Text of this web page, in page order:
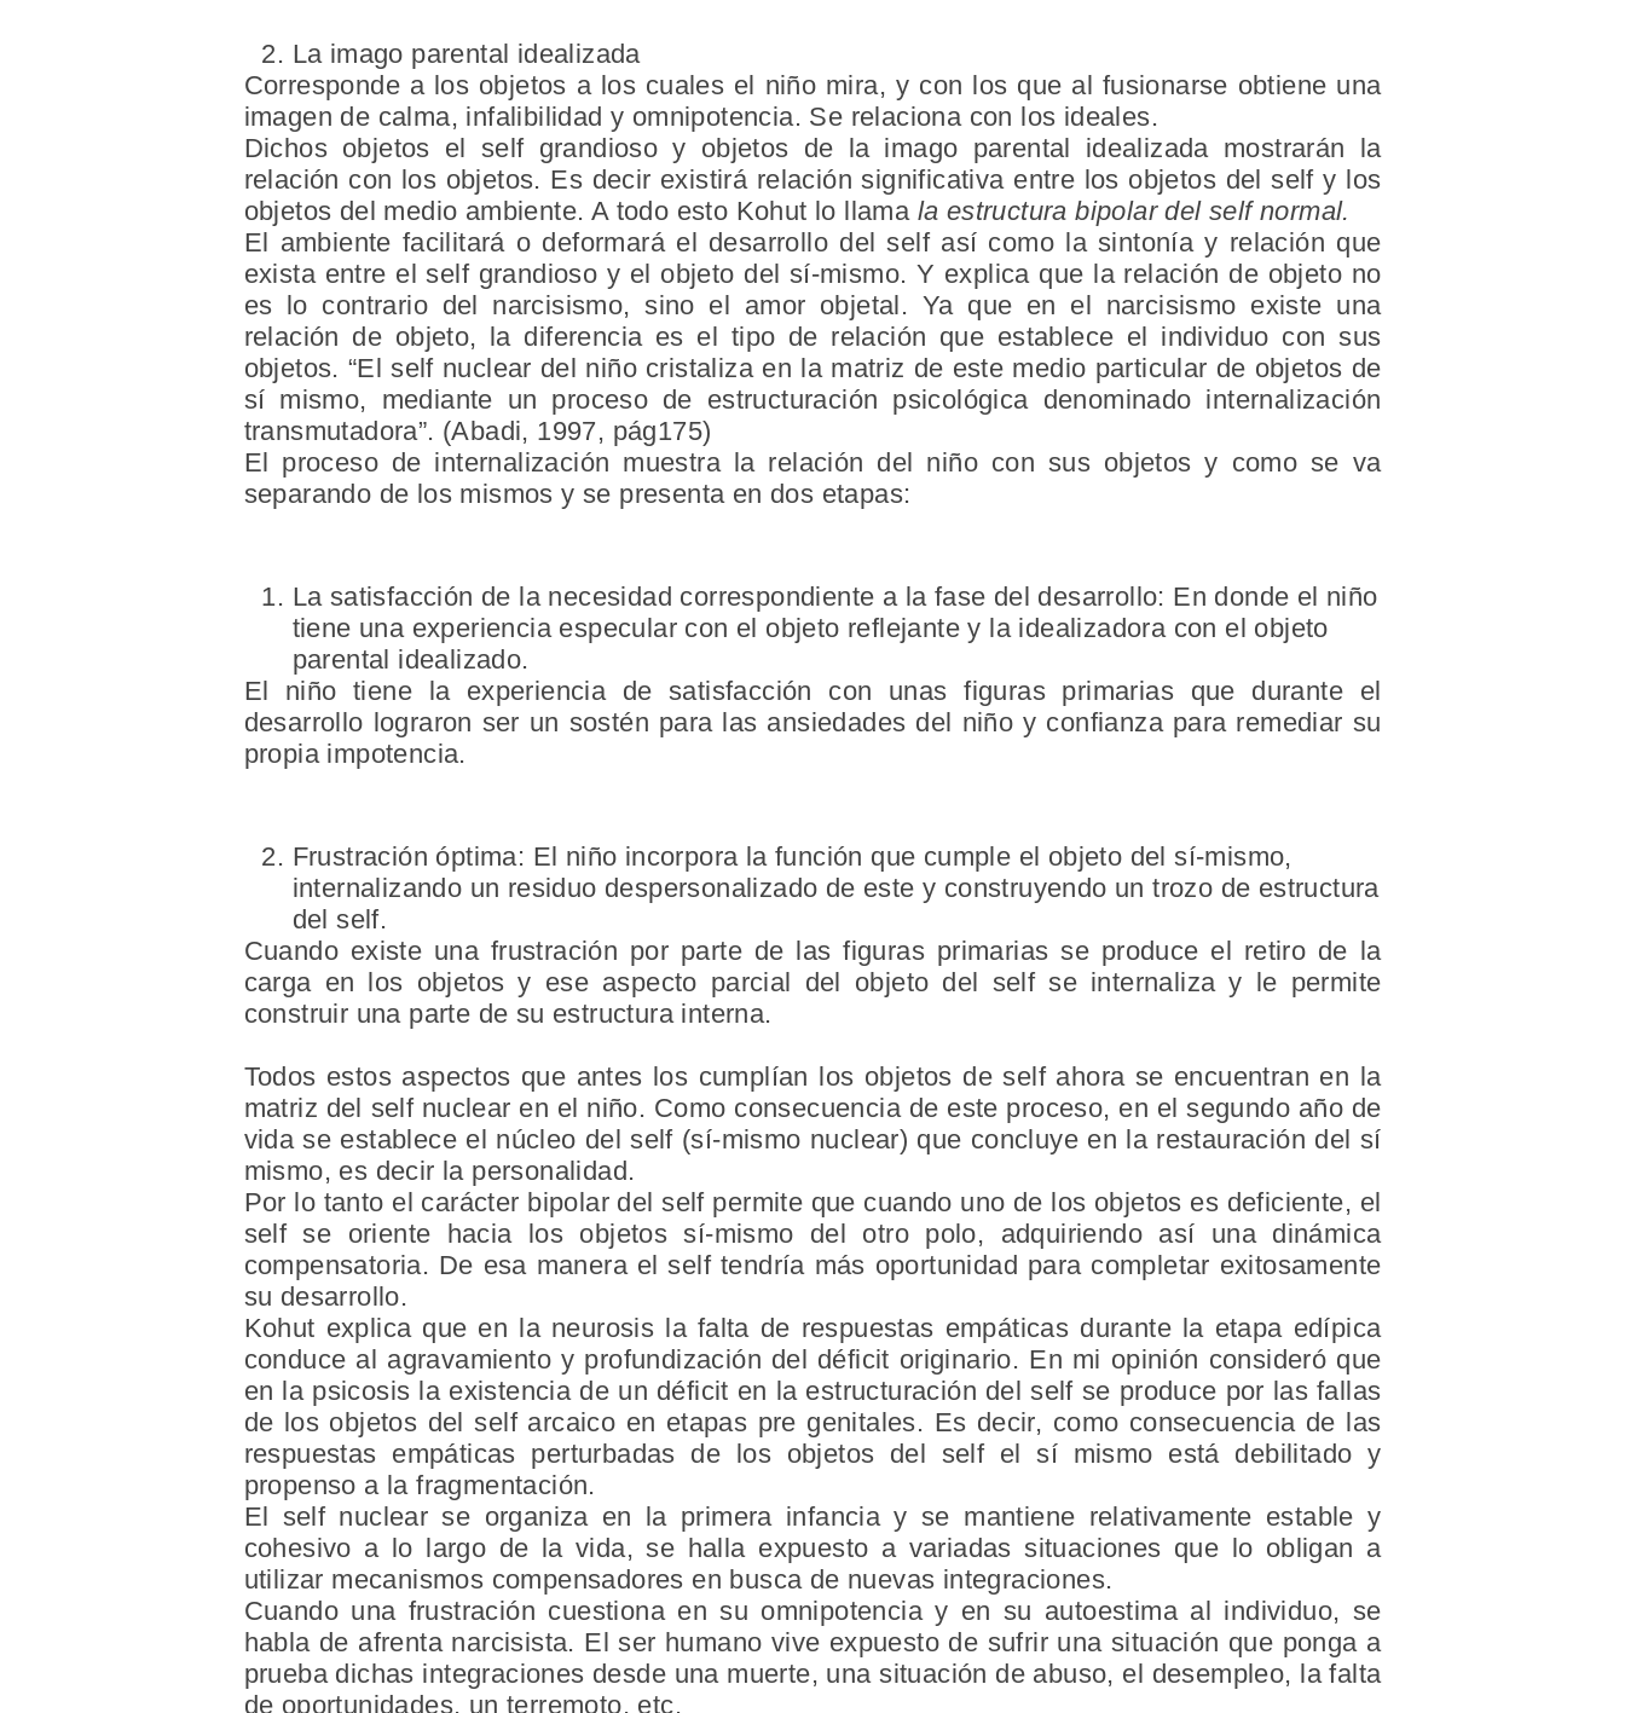
La imago parental idealizada
Corresponde a los objetos a los cuales el niño mira, y con los que al fusionarse obtiene una
imagen de calma, infalibilidad y omnipotencia. Se relaciona con los ideales.
Dichos objetos el self grandioso y objetos de la imago parental idealizada mostrarán la
relación con los objetos. Es decir existirá relación significativa entre los objetos del self y los
objetos del medio ambiente. A todo esto Kohut lo llama la estructura bipolar del self normal.
El ambiente facilitará o deformará el desarrollo del self así como la sintonía y relación que
exista entre el self grandioso y el objeto del sí-mismo. Y explica que la relación de objeto no
es lo contrario del narcisismo, sino el amor objetal. Ya que en el narcisismo existe una
relación de objeto, la diferencia es el tipo de relación que establece el individuo con sus
objetos. “El self nuclear del niño cristaliza en la matriz de este medio particular de objetos de
sí mismo, mediante un proceso de estructuración psicológica denominado internalización
transmutadora”. (Abadi, 1997, pág175)
El proceso de internalización muestra la relación del niño con sus objetos y como se va
separando de los mismos y se presenta en dos etapas:
La satisfacción de la necesidad correspondiente a la fase del desarrollo: En donde el niño
tiene una experiencia especular con el objeto reflejante y la idealizadora con el objeto
parental idealizado.
El niño tiene la experiencia de satisfacción con unas figuras primarias que durante el
desarrollo lograron ser un sostén para las ansiedades del niño y confianza para remediar su
propia impotencia.
Frustración óptima: El niño incorpora la función que cumple el objeto del sí-mismo,
internalizando un residuo despersonalizado de este y construyendo un trozo de estructura
del self.
Cuando existe una frustración por parte de las figuras primarias se produce el retiro de la
carga en los objetos y ese aspecto parcial del objeto del self se internaliza y le permite
construir una parte de su estructura interna.
Todos estos aspectos que antes los cumplían los objetos de self ahora se encuentran en la
matriz del self nuclear en el niño. Como consecuencia de este proceso, en el segundo año de
vida se establece el núcleo del self (sí-mismo nuclear) que concluye en la restauración del sí
mismo, es decir la personalidad.
Por lo tanto el carácter bipolar del self permite que cuando uno de los objetos es deficiente, el
self se oriente hacia los objetos sí-mismo del otro polo, adquiriendo así una dinámica
compensatoria. De esa manera el self tendría más oportunidad para completar exitosamente
su desarrollo.
Kohut explica que en la neurosis la falta de respuestas empáticas durante la etapa edípica
conduce al agravamiento y profundización del déficit originario. En mi opinión consideró que
en la psicosis la existencia de un déficit en la estructuración del self se produce por las fallas
de los objetos del self arcaico en etapas pre genitales. Es decir, como consecuencia de las
respuestas empáticas perturbadas de los objetos del self el sí mismo está debilitado y
propenso a la fragmentación.
El self nuclear se organiza en la primera infancia y se mantiene relativamente estable y
cohesivo a lo largo de la vida, se halla expuesto a variadas situaciones que lo obligan a
utilizar mecanismos compensadores en busca de nuevas integraciones.
Cuando una frustración cuestiona en su omnipotencia y en su autoestima al individuo, se
habla de afrenta narcisista. El ser humano vive expuesto de sufrir una situación que ponga a
prueba dichas integraciones desde una muerte, una situación de abuso, el desempleo, la falta
de oportunidades, un terremoto, etc.